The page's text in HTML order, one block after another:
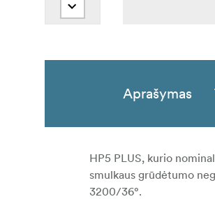
Aprašymas
HP5 PLUS, kurio
smulkaus grūdėtumo
3200/36°.